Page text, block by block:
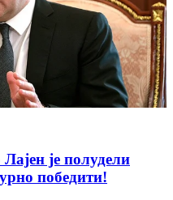
је полудели
победити!